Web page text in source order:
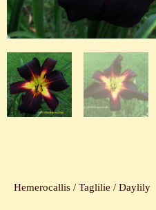
Hemerocallis / Taglilie / Daylily